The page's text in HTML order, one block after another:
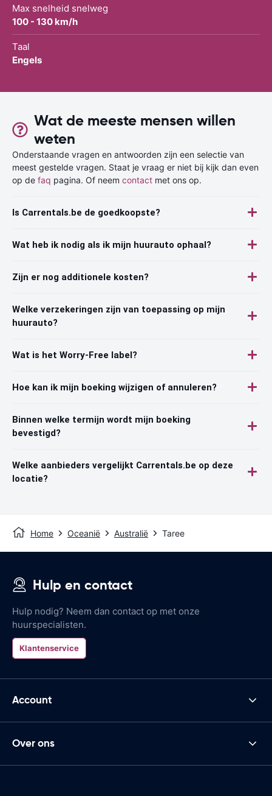
Max snelheid snelweg
100 - 130 km/h
Taal
Engels
Wat de meeste mensen willen
weten
Onderstaande vragen en antwoorden zijn een selectie van
meest gestelde vragen. Staat je vraag er niet bij kijk dan even
op de faq pagina. Of neem contact met ons op.
Is Carrentals.be de goedkoopste?
Wat heb ik nodig als ik mijn huurauto ophaal?
Zijn er nog additionele kosten?
Welke verzekeringen zijn van toepassing op mijn
huurauto?
Wat is het Worry-Free label?
Hoe kan ik mijn boeking wijzigen of annuleren?
Binnen welke termijn wordt mijn boeking
bevestigd?
Welke aanbieders vergelijkt Carrentals.be op deze
locatie?
Home Oceanië Australië Taree
Hulp en contact
Hulp nodig? Neem dan contact op met onze
huurspecialisten.
Klantenservice
Account
Over ons